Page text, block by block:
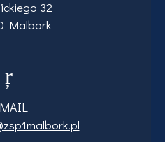
32
Malbork